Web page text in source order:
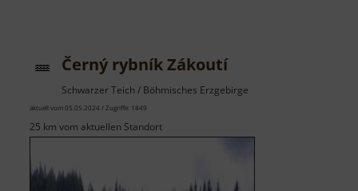
Cranzahl
Černý rybník Zákoutí
Schwarzer Teich / Böhmisches Erzgebirge
aktuell vom 05.05.2024 / Zugriffe: 1849
25 km vom aktuellen Standort